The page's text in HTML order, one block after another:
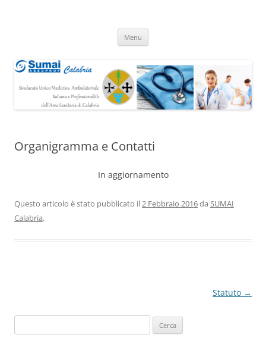
Menu
Organigramma e Contatti
In aggiornamento
Questo articolo è stato pubblicato il2 Febbraio 2016da SUMAI
Calabria.
Statuto →
per: